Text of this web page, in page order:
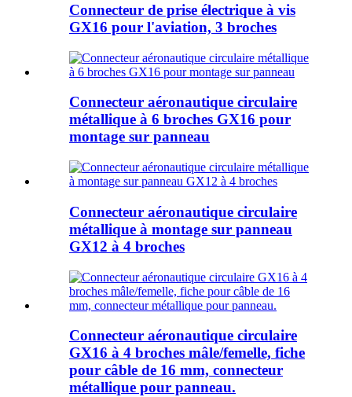
Connecteur de prise électrique à vis
GX16 pour l'aviation, 3 broches
Connecteur aéronautique circulaire
métallique à 6 broches GX16 pour
montage sur panneau
Connecteur aéronautique circulaire
métallique à montage sur panneau
GX12 à 4 broches
Connecteur aéronautique circulaire
GX16 à 4 broches mâle/femelle, fiche
pour câble de 16 mm, connecteur
métallique pour panneau.